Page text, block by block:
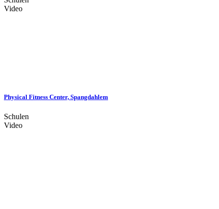
Video
Physical Fitness Center, Spangdahlem
Schulen
Video